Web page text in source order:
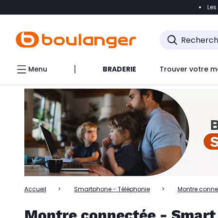
Accéder
Accéder directement au chatbot
Menu BRADERIE Trouver votre
Accueil Smartphone - Téléphonie Montre